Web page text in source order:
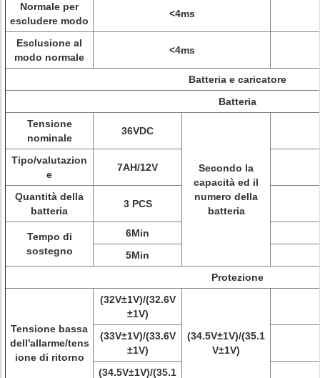
Normale per
escludere modo
<4ms
Esclusione al
modo normale
<4ms
Batteria e caricatore
Batteria
Tensione
nominale
36VDC
Secondo la
capacità ed il
numero della
batteria
Tipo/valutazion
e
7AH/12V
Quantità della
batteria
3 PCS
Tempo di
sostegno
6Min
5Min
Protezione
Tensione bassa
dell'allarme/tens
ione di ritorno
(32V±1V)/(32.6V
±1V)
(34.5V±1V)/(35.1
V±1V)
(33V±1V)/(33.6V
±1V)
(34.5V±1V)/(35.1